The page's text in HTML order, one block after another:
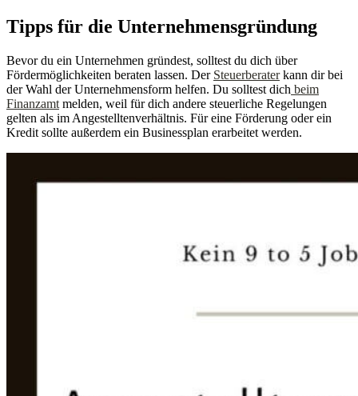
Tipps für die Unternehmensgründung
Bevor du ein Unternehmen gründest, solltest du dich über
Fördermöglichkeiten beraten lassen. Der Steuerberaterkann dir bei
der Wahl der Unternehmensform helfen. Du solltest dich beim
Finanzamt melden, weil für dich andere steuerliche Regelungen
gelten als im Angestelltenverhältnis. Für eine Förderung oder ein
Kredit sollte außerdem ein Businessplan erarbeitet werden.